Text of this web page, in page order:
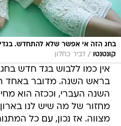
בחג הזה אי אפשר שלא להתחדש.
קונטנטו
/ דביר כחלון
אין כמו ללבוש בגד חדש
בראש השנה. מדובר באחד
השנה העברי, וככזה הוא
מחזור של מה שיש לנו
מצווה. אז נכון, עם כל